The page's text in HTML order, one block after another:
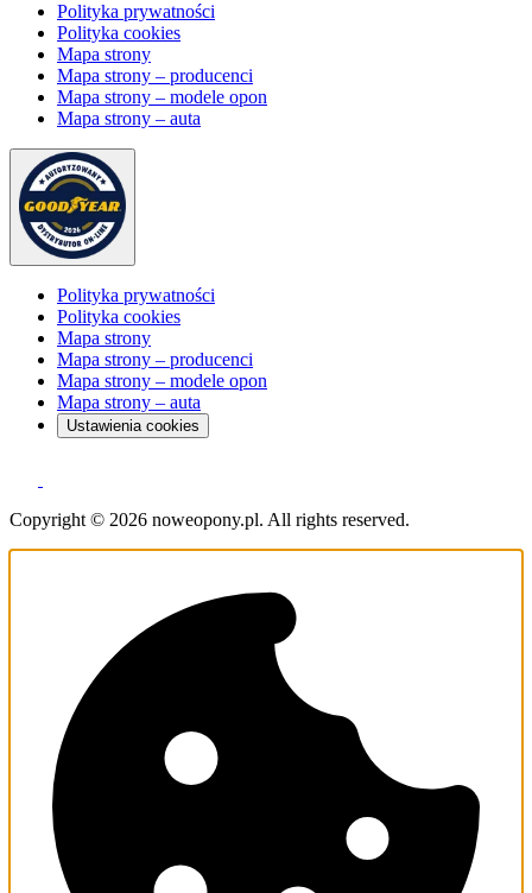
Polityka prywatności
Polityka cookies
Mapa strony
Mapa strony – producenci
Mapa strony – modele opon
Mapa strony – auta
Polityka prywatności
Polityka cookies
Mapa strony
Mapa strony – producenci
Mapa strony – modele opon
Mapa strony – auta
Ustawienia cookies
Copyright © 2026 noweopony.pl. All rights reserved.